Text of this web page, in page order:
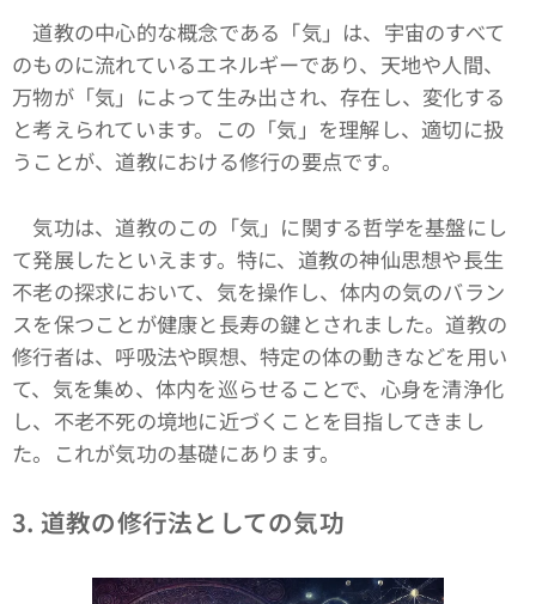
道教の中心的な概念である「気」は、宇宙のすべて
のものに流れているエネルギーであり、天地や人間、
万物が「気」によって生み出され、存在し、変化する
と考えられています。この「気」を理解し、適切に扱
うことが、道教における修行の要点です。
気功は、道教のこの「気」に関する哲学を基盤にし
て発展したといえます。特に、道教の神仙思想や長生
不老の探求において、気を操作し、体内の気のバラン
スを保つことが健康と長寿の鍵とされました。道教の
修行者は、呼吸法や瞑想、特定の体の動きなどを用い
て、気を集め、体内を巡らせることで、心身を清浄化
し、不老不死の境地に近づくことを目指してきまし
た。これが気功の基礎にあります。
3. 道教の修行法としての気功